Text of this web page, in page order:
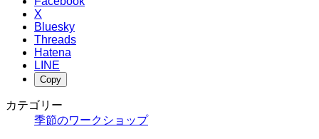
X
Bluesky
Threads
Hatena
LINE
Copy
カテゴリー
季節のワークショップ